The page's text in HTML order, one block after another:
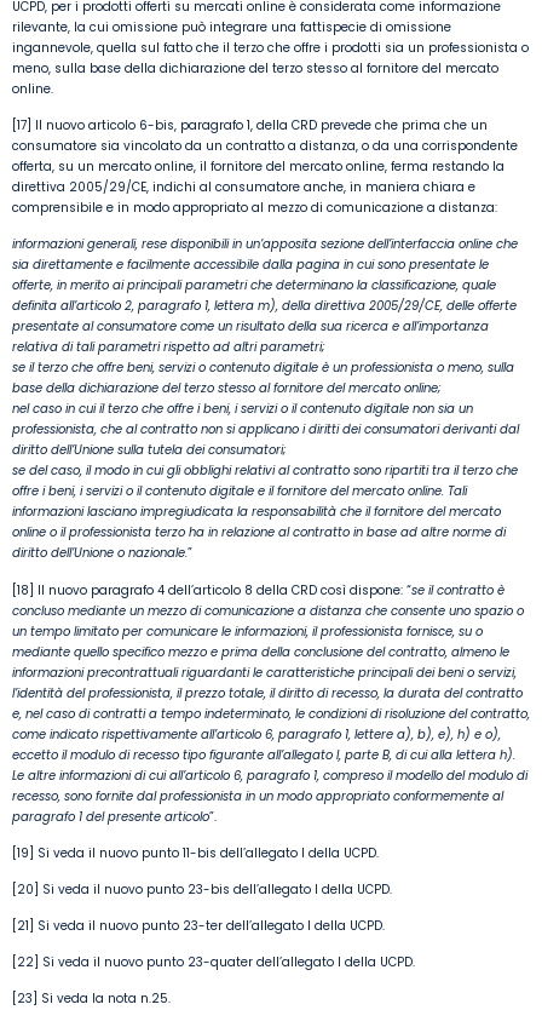
UCPD, per i prodotti offerti su mercati online è considerata come informazione
rilevante, la cui omissione può integrare una fattispecie di omissione
ingannevole, quella sul fatto che il terzo che offre i prodotti sia un professionista o
meno, sulla base della dichiarazione del terzo stesso al fornitore del mercato
online.
[17] Il nuovo articolo 6-bis, paragrafo 1, della CRD prevede che prima che un
consumatore sia vincolato da un contratto a distanza, o da una corrispondente
offerta, su un mercato online, il fornitore del mercato online, ferma restando la
direttiva 2005/29/CE, indichi al consumatore anche, in maniera chiara e
comprensibile e in modo appropriato al mezzo di comunicazione a distanza:
informazioni generali, rese disponibili in un’apposita sezione dell’interfaccia online che
sia direttamente e facilmente accessibile dalla pagina in cui sono presentate le
offerte, in merito ai principali parametri che determinano la classificazione, quale
definita all’articolo 2, paragrafo 1, lettera m), della direttiva 2005/29/CE, delle offerte
presentate al consumatore come un risultato della sua ricerca e all’importanza
relativa di tali parametri rispetto ad altri parametri;
se il terzo che offre beni, servizi o contenuto digitale è un professionista o meno, sulla
base della dichiarazione del terzo stesso al fornitore del mercato online;
nel caso in cui il terzo che offre i beni, i servizi o il contenuto digitale non sia un
professionista, che al contratto non si applicano i diritti dei consumatori derivanti dal
diritto dell’Unione sulla tutela dei consumatori;
se del caso, il modo in cui gli obblighi relativi al contratto sono ripartiti tra il terzo che
offre i beni, i servizi o il contenuto digitale e il fornitore del mercato online. Tali
informazioni lasciano impregiudicata la responsabilità che il fornitore del mercato
online o il professionista terzo ha in relazione al contratto in base ad altre norme di
diritto dell’Unione o nazionale.”
[18] Il nuovo paragrafo 4 dell’articolo 8 della CRD così dispone: “se il contratto è
concluso mediante un mezzo di comunicazione a distanza che consente uno spazio o
un tempo limitato per comunicare le informazioni, il professionista fornisce, su o
mediante quello specifico mezzo e prima della conclusione del contratto, almeno le
informazioni precontrattuali riguardanti le caratteristiche principali dei beni o servizi,
l’identità del professionista, il prezzo totale, il diritto di recesso, la durata del contratto
e, nel caso di contratti a tempo indeterminato, le condizioni di risoluzione del contratto,
come indicato rispettivamente all’articolo 6, paragrafo 1, lettere a), b), e), h) e o),
eccetto il modulo di recesso tipo figurante all’allegato I, parte B, di cui alla lettera h).
Le altre informazioni di cui all’articolo 6, paragrafo 1, compreso il modello del modulo di
recesso, sono fornite dal professionista in un modo appropriato conformemente al
paragrafo 1 del presente articolo”.
[19] Si veda il nuovo punto 11-bis dell’allegato I della UCPD.
[20] Si veda il nuovo punto 23-bis dell’allegato I della UCPD.
[21] Si veda il nuovo punto 23-ter dell’allegato I della UCPD.
[22] Si veda il nuovo punto 23-quater dell’allegato I della UCPD.
[23] Si veda la nota n.25.